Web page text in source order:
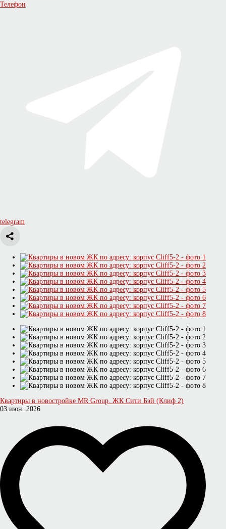
Телефон
telegram
Квартиры в новостройке MR Group. ЖК Сити Бэй (Клиф 2)
03 июн. 2026